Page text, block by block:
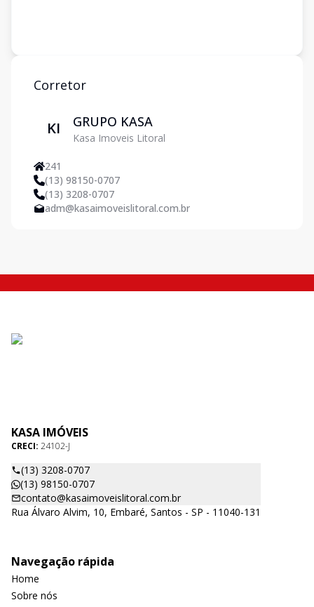
Corretor
KI GRUPO KASA
Kasa Imoveis Litoral
241
(13) 98150-0707
(13) 3208-0707
adm@kasaimoveislitoral.com.br
KASA IMÓVEIS
CRECI: 24102-J
(13) 3208-0707
(13) 98150-0707
contato@kasaimoveislitoral.com.br
Rua Álvaro Alvim, 10, Embaré, Santos - SP - 11040-131
Navegação rápida
Home
Sobre nós